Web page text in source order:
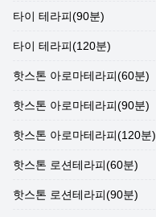
타이 테라피(90분)
타이 테라피(120분)
핫스톤 아로마테라피(60분)
핫스톤 아로마테라피(90분)
핫스톤 아로마테라피(120분)
핫스톤 로션테라피(60분)
핫스톤 로션테라피(90분)